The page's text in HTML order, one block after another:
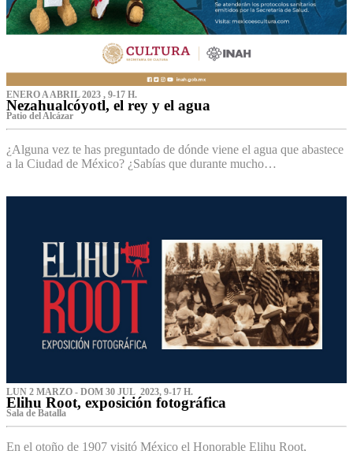
ENERO A ABRIL 2023 , 9-17 H.
Nezahualcóyotl, el rey y el agua
Patio del Alcázar
¿Alguna vez te has preguntado de dónde viene el agua que abastece
a la Ciudad de México? ¿Sabías que durante mucho…
LUN 2 MARZO - DOM 30 JUL 2023, 9-17 H.
Elihu Root, exposición fotográfica
Sala de Batalla
En el otoño de 1907 visitó México el Honorable Elihu Root,